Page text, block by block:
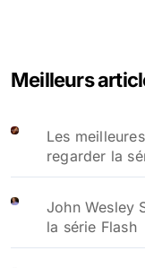
Meilleurs
Les
regarder la
John Wesley
la série Flash